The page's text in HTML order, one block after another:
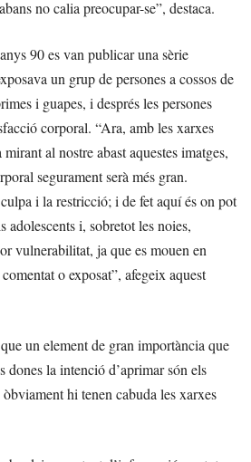
no calia preocupar-se”, destaca.
90 es van publicar una sèrie
un grup de persones a cossos de
i guapes, i després les persones
corporal. “Ara, amb les xarxes
al nostre abast aquestes imatges,
segurament serà més gran.
i la restricció; i de fet aquí és on pot
i, sobretot les noies,
vulnerabilitat, ja que es mouen en
o exposat”, afegeix aquest
un element de gran importància que
dones la intenció d’aprimar són els
hi tenen cabuda les xarxes